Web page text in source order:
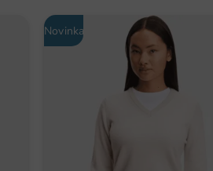
Novinka